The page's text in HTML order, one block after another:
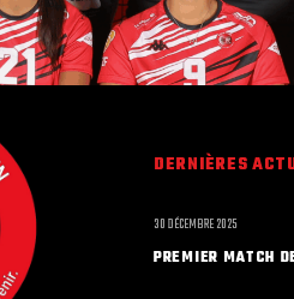
DERNIÈRES
PREMIER MATCH
30 DÉCEMBRE 2025